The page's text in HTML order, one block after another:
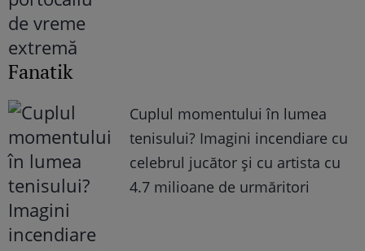
Fanatik
Cuplul momentului în lumea
tenisului? Imagini incendiare cu
celebrul jucător și cu artista cu
4.7 milioane de urmăritori